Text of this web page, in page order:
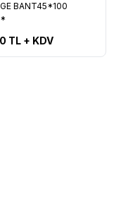
Ekle
BANT45*100
TL + KDV